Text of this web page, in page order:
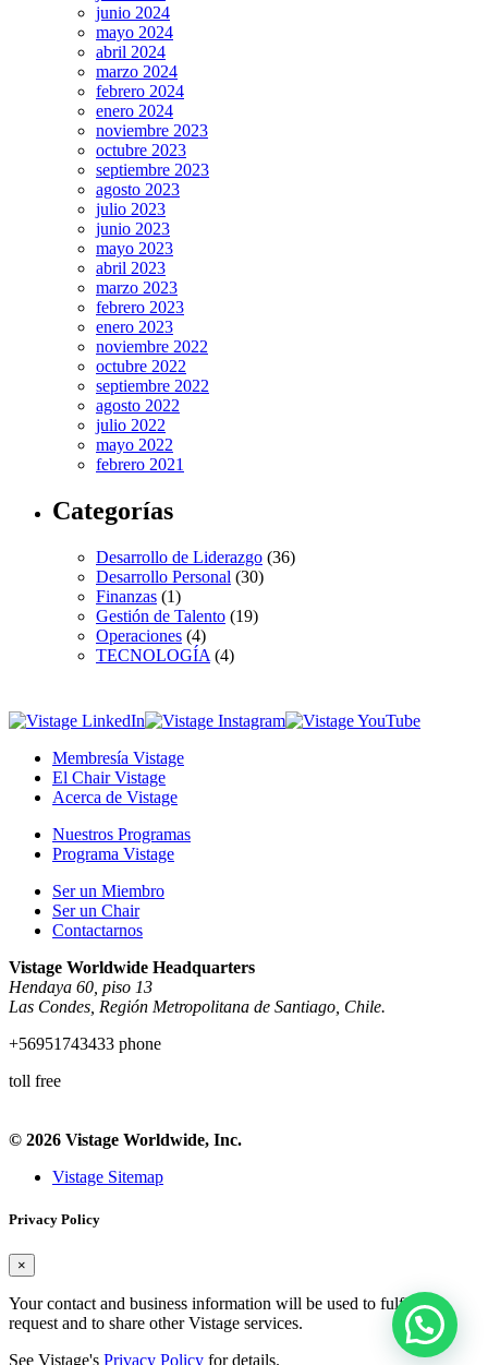
junio 2024
mayo 2024
abril 2024
marzo 2024
febrero 2024
enero 2024
noviembre 2023
octubre 2023
septiembre 2023
agosto 2023
julio 2023
junio 2023
mayo 2023
abril 2023
marzo 2023
febrero 2023
enero 2023
noviembre 2022
octubre 2022
septiembre 2022
agosto 2022
julio 2022
mayo 2022
febrero 2021
Categorías
Desarrollo de Liderazgo (36)
Desarrollo Personal (30)
Finanzas (1)
Gestión de Talento (19)
Operaciones (4)
TECNOLOGÍA (4)
Membresía Vistage
El Chair Vistage
Acerca de Vistage
Nuestros Programas
Programa Vistage
Ser un Miembro
Ser un Chair
Contactarnos
Vistage Worldwide Headquarters
Hendaya 60, piso 13
Las Condes, Región Metropolitana de Santiago, Chile.
+56951743433 phone
toll free
© 2026 Vistage Worldwide, Inc.
Vistage Sitemap
Privacy Policy
×
Your contact and business information will be used to fulfill this
request and to share other Vistage services.
See Vistage's Privacy Policy for details.